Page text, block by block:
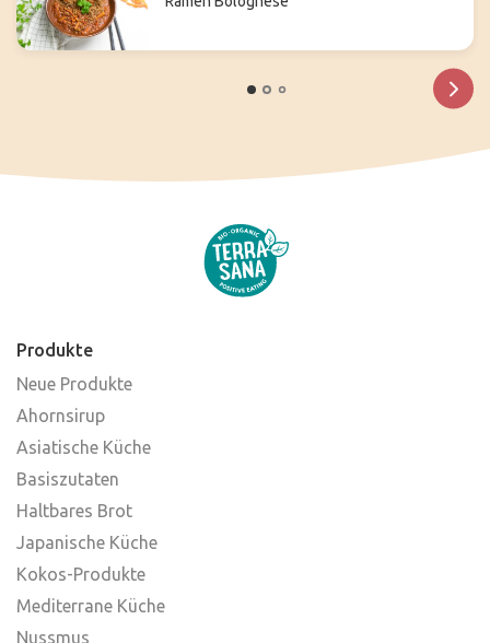
Produkte
Neue Produkte
Ahornsirup
Asiatische Küche
Basiszutaten
Haltbares Brot
Japanische Küche
Kokos-Produkte
Mediterrane Küche
Nussmus